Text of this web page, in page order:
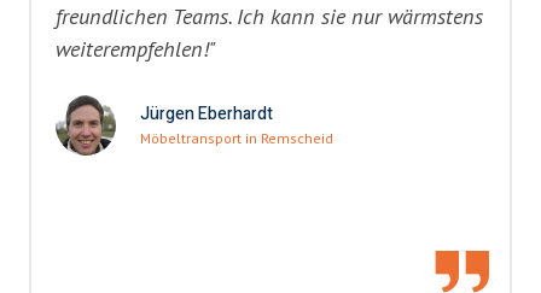
freundlichen Teams. Ich kann sie nur wärmstens
weiterempfehlen!"
Jürgen Eberhardt
Möbeltransport in Remscheid